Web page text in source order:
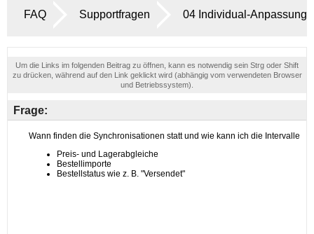
FAQ Supportfragen 04 Individual-
Um die Links im folgenden Beitrag zu öffnen, kann es notwendig sein Strg oder Shift
zu drücken, während auf den Link geklickt wird (abhängig vom verwendeten Browser
und Betriebssystem).
Frage: